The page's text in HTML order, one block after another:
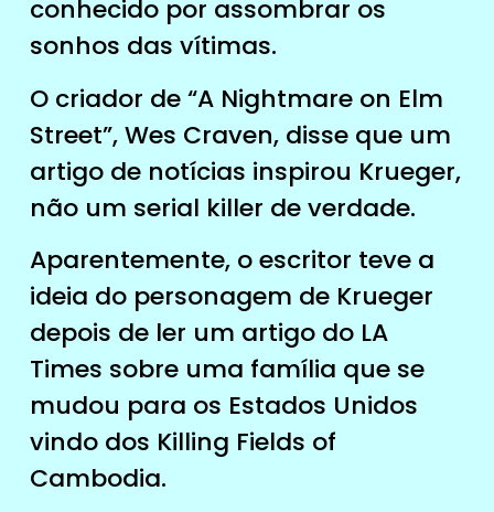
conhecido por assombrar os
sonhos das vítimas.
O criador de “A Nightmare on Elm
Street”, Wes Craven, disse que um
artigo de notícias inspirou Krueger,
não um serial killer de verdade.
Aparentemente, o escritor teve a
ideia do personagem de Krueger
depois de ler um artigo do LA
Times sobre uma família que se
mudou para os Estados Unidos
vindo dos Killing Fields of
Cambodia.